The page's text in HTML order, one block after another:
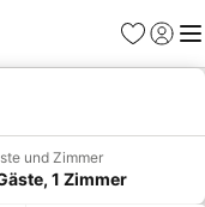
Favoriten
und Zimmer
1 Zimmer